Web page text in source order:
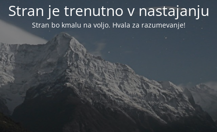
Stran je trenutno v nastajanju
Stran bo kmalu na voljo. Hvala za razumevanje!